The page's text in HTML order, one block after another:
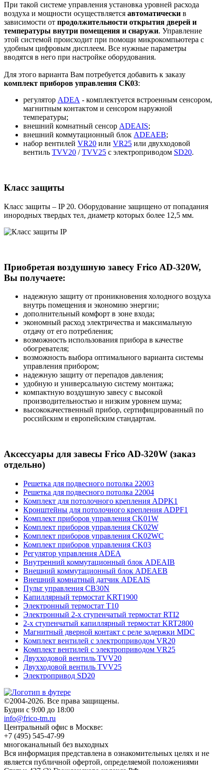
При такой системе управления установка уровней расхода
воздуха и мощности осуществляется автоматически в
зависимости от продолжительности открытия дверей и
температуры внутри помещения и снаружи. Управление
этой системой происходит при помощи микрокомпьютера с
удобным цифровым дисплеем. Все нужные параметры
вводятся в него при настройке оборудования.
Для этого варианта Вам потребуется добавить к заказу
комплект приборов управления CK03:
регулятор ADEA - комплектуется встроенным сенсором,
магнитным контактом и сенсором наружной
температуры;
внешний комнатный сенсор ADEAIS;
внешний коммутационный блок ADEAEB;
набор вентилей VR20 или VR25 или двухходовой
вентиль TVV20 /TVV25 c электроприводом SD20.
Класс защиты
Класс защиты – IP 20. Оборудование защищено от попадания
инородных твердых тел, диаметр которых более 12,5 мм.
Приобретая воздушную завесу Frico AD-320W,
Вы получаете:
надежную защиту от проникновения холодного воздуха
внутрь помещения и экономию энергии;
дополнительный комфорт в зоне входа;
экономный расход электричества и максимальную
отдачу от его потребления;
возможность использования прибора в качестве
обогревателя;
возможность выбора оптимального варианта системы
управления прибором;
надежную защиту от перепадов давления;
удобную и универсальную систему монтажа;
компактную воздушную завесу с высокой
производительностью и низким уровнем шума;
высококачественный прибор, сертифицированный по
российским и европейским стандартам.
Аксессуары для завесы Frico AD-320W (заказ
отдельно)
Решетка для подвесного потолка 22003
Решетка для подвесного потолка 22004
Комплект для потолочного крепления ADPK1
Кронштейны для потолочного крепления ADPF1
Комплект приборов управления CK01W
Комплект приборов управления CK02W
Комплект приборов управления CK02WC
Комплект приборов управления CK03
Регулятор управления ADEA
Внутренний коммутационный блок ADEAIB
Внешний коммутационный блок ADEAEB
Внешний комнатный датчик ADEAIS
Пульт управления CB30N
Капиллярный термостат KRT1900
Электронный термостат T10
Электронный 2-х ступенчатый термостат RTI2
2-х ступенчатый капиллярный термостат KRT2800
Магнитный дверной контакт с реле задержки MDC
Комплект вентилей с электроприводом VR20
Комплект вентилей с электроприводом VR25
Двухходовой вентиль TVV20
Двухходовой вентиль TVV25
Электропривод SD20
©2004-2026. Все права защищены.
Будни с 9:00 до 18:00
info@frico-tm.ru
Центральный офис в Москве:
+7 (495) 545-47-99
многоканальный без выходных
Вся информация представлена в ознакомительных целях и не
является публичной офертой, определяемой положениями